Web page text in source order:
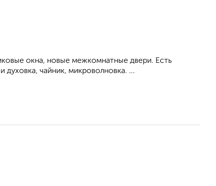
окна, новые межкомнатные двери. Есть
духовка, чайник, микроволновка. ...